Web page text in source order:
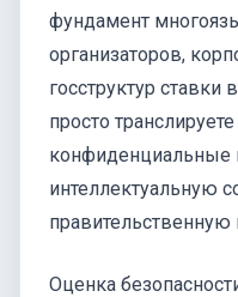
фундамент
организаторов,
госструктур
просто
конфиденциальные
интеллектуальную
Оценка